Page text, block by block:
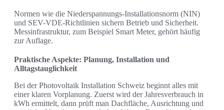
Normen wie die Niederspannungs-Installationsnorm (NIN)
und SEV-VDE-Richtlinien sichern Betrieb und Sicherheit.
Messinfrastruktur, zum Beispiel Smart Meter, gehört häufig
zur Auflage.
Praktische Aspekte: Planung, Installation und
Alltagstauglichkeit
Bei der Photovoltaik Installation Schweiz beginnt alles mit
einer klaren Vorplanung. Zuerst wird der Jahresverbrauch in
kWh ermittelt, dann prüft man Dachfläche, Ausrichtung und